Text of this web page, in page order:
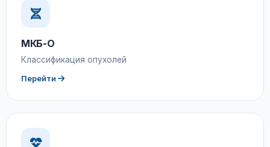
МКБ-О
Классификация опухолей
Перейти